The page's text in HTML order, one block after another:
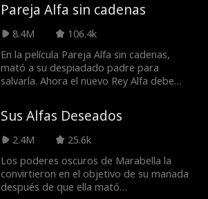
Pareja Alfa sin cadenas
8.4M
106.4k
En la película Pareja Alfa sin cadenas,
mató a su despiadado padre para
salvarla. Ahora el nuevo Rey Alfa debe
usar una falsa Luna de señuelo para
mantenerla viva. Pero mientras él está
fuera luchando, ella es descubierta por la
Falsa Luna y brutalmente torturada.
¿Podrá sobrevivir lo suficiente para el
regreso y la venganza del Rey Alfa?
Sus Alfas Deseados
2.4M
25.6k
Los poderes oscuros de Marabella la
convirtieron en el objetivo de su manada
después de que ella mató